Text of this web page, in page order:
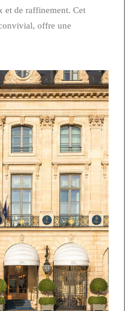
et de raffinement. Cet
offre une